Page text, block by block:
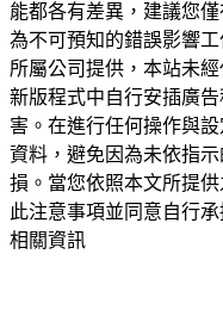
能都各有差異，建議您
為不可預知的錯誤影響
所屬公司提供，本站未
新版程式中自行安插廣
害。在進行任何操作與
資料，避免因為未依指
損。當您依照本文所提
此注意事項並同意自行
相關資訊